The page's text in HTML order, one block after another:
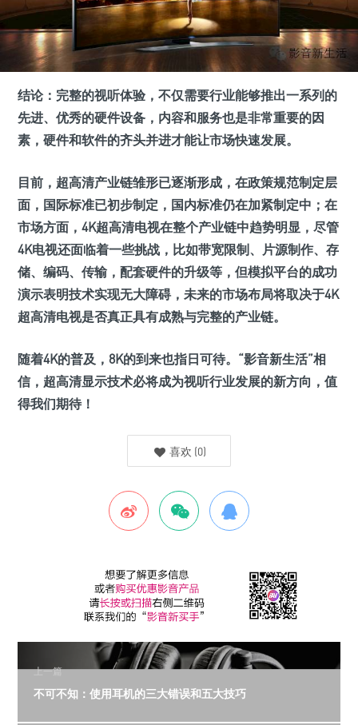
结论： 完整的视听体验，不仅需要行业能够推出一系列的
先进、优秀的硬件设备，内容和服务也是非常重要的因
素，硬件和软件的齐头并进才能让市场快速发展。
目前，超高清产业链雏形已逐渐形成，在政策规范制定层
面，国际标准已初步制定，国内标准仍在加紧制定中；在
市场方面，4K超高清电视在整个产业链中趋势明显，尽管
4K电视还面临着一些挑战，比如带宽限制、片源制作、存
储、编码、传输，配套硬件的升级等，但模拟平台的成功
演示表明技术实现无大障碍，未来的市场布局将取决于4K
超高清电视是否真正具有成熟与完整的产业链。
随着4K的普及，8K的到来也指日可待。“影音新生活”相
信，超高清显示技术必将成为视听行业发展的新方向，值
得我们期待！
喜欢 (0)
上一篇
不可不知：使用耳机的三大错误和五大技巧